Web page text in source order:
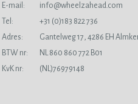
E-mail:
info@wheelzahead.com
Tel:
+31 (0)183 822 736
Adres:
Gantelweg 17, 4286 EH
BTW nr:
NL 860 860 772 B01
KvK nr:
(NL)76979148